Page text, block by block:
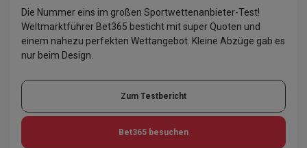
Die Nummer eins im großen Sportwettenanbieter-Test!
Weltmarktführer Bet365 besticht mit super Quoten und
einem nahezu perfekten Wettangebot. Kleine Abzüge gab es
nur beim Design.
Zum Testbericht
Bet365 besuchen